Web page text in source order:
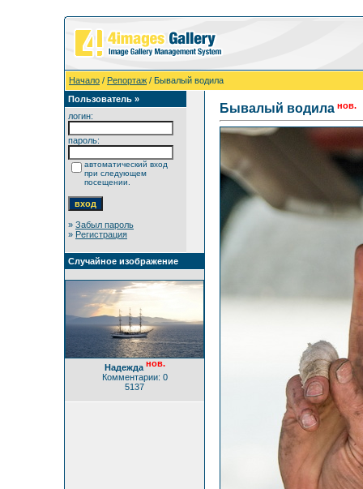
Начало / Репортаж / Бывалый водила
Пользователь »
логин:
пароль:
автоматический вход
при следующем
посещении.
» Забыл пароль
» Регистрация
Случайное изображение
Надежда нов.
Комментарии: 0
5137
Бывалый водила нов.